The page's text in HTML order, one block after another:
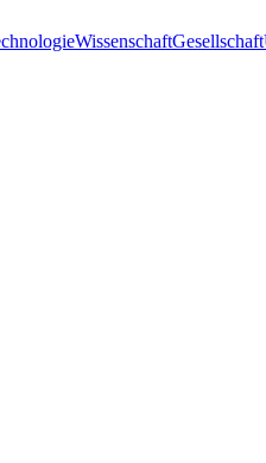
WissenschaftGesellschaft